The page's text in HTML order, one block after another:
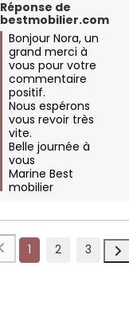
Réponse de
bestmobilier.com
Bonjour Nora, un
grand merci à
vous pour votre
commentaire
positif.
Nous espérons
vous revoir très
vite.
Belle journée à
vous
Marine Best
mobilier
1 2 3